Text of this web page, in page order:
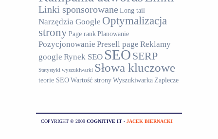
Linki sponsorowane Long tail
Narzędzia Google Optymalizacja
stronyPage rankPlanowanie
Pozycjonowanie Presell page Reklamy
google Rynek SEO SEO SERP
Statystyki wyszukiwarki Słowa kluczowe
teorie SEOWartość stronyWyszukiwarka Zaplecze
COPYRIGHT © 2009 COGNITIVE IT - JACEK BIERNACKI